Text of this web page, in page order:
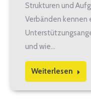
Strukturen und
Verbänden kennen
und wie…
Weiterlesen